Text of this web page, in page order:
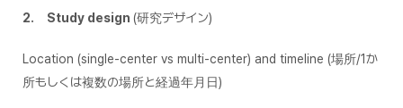
2. Study design (研究デザイン)
Location (single-center vs multi-center) and timeline (場所/1か
所もしくは複数の場所と経過年月日)